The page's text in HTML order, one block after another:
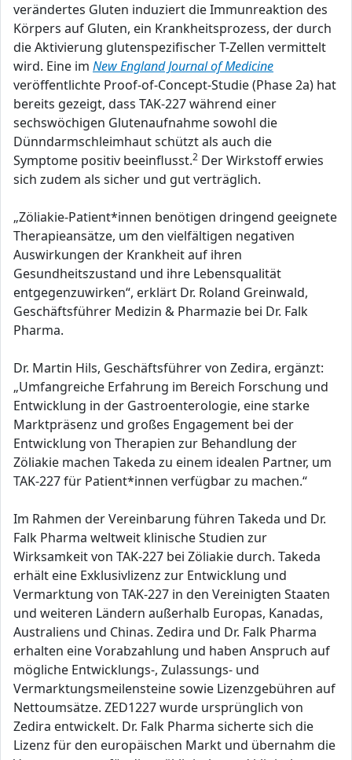
verändertes Gluten induziert die Immunreaktion des
Körpers auf Gluten, ein Krankheitsprozess, der durch
die Aktivierung glutenspezifischer T-Zellen vermittelt
wird. Eine im New England Journal of Medicine
veröffentlichte Proof-of-Concept-Studie (Phase 2a) hat
bereits gezeigt, dass TAK-227 während einer
sechswöchigen Glutenaufnahme sowohl die
Dünndarmschleimhaut schützt als auch die
Symptome positiv beeinflusst.2 Der Wirkstoff erwies
sich zudem als sicher und gut verträglich.
„Zöliakie-Patient*innen benötigen dringend geeignete
Therapieansätze, um den vielfältigen negativen
Auswirkungen der Krankheit auf ihren
Gesundheitszustand und ihre Lebensqualität
entgegenzuwirken“, erklärt Dr. Roland Greinwald,
Geschäftsführer Medizin & Pharmazie bei Dr. Falk
Pharma.
Dr. Martin Hils, Geschäftsführer von Zedira, ergänzt:
„Umfangreiche Erfahrung im Bereich Forschung und
Entwicklung in der Gastroenterologie, eine starke
Marktpräsenz und großes Engagement bei der
Entwicklung von Therapien zur Behandlung der
Zöliakie machen Takeda zu einem idealen Partner, um
TAK-227 für Patient*innen verfügbar zu machen.“
Im Rahmen der Vereinbarung führen Takeda und Dr.
Falk Pharma weltweit klinische Studien zur
Wirksamkeit von TAK-227 bei Zöliakie durch. Takeda
erhält eine Exklusivlizenz zur Entwicklung und
Vermarktung von TAK-227 in den Vereinigten Staaten
und weiteren Ländern außerhalb Europas, Kanadas,
Australiens und Chinas. Zedira und Dr. Falk Pharma
erhalten eine Vorabzahlung und haben Anspruch auf
mögliche Entwicklungs-, Zulassungs- und
Vermarktungsmeilensteine sowie Lizenzgebühren auf
Nettoumsätze. ZED1227 wurde ursprünglich von
Zedira entwickelt. Dr. Falk Pharma sicherte sich die
Lizenz für den europäischen Markt und übernahm die